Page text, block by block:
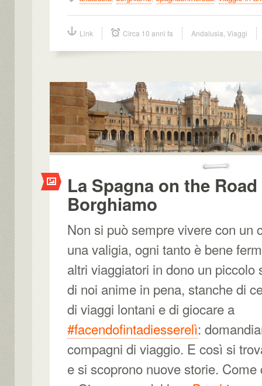
Link Circa 10 anni fa Andalusia Viaggi
La Spagna on the
Borghiamo
Non si può sempre vivere con un
una valigia, ogni tanto è bene
altri viaggiatori in dono un piccolo
di noi anime in pena, stanche di
di viaggi lontani e di giocare a
#facendofintadiesserelì:
compagni di viaggio. E così si
e si scoprono nuove storie.